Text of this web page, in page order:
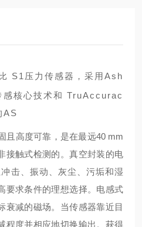
S1压力传感器，采用Ash
核心技术和 TruAccurac
AS
且高度可靠，是在最远40 mm
接触式检测的。真空封装的电
击、振动、灰尘、污垢和湿
要求条件的理想选择。电感式
衰减的磁场。当传感器靠近目
程度并相应地切换输出。获得